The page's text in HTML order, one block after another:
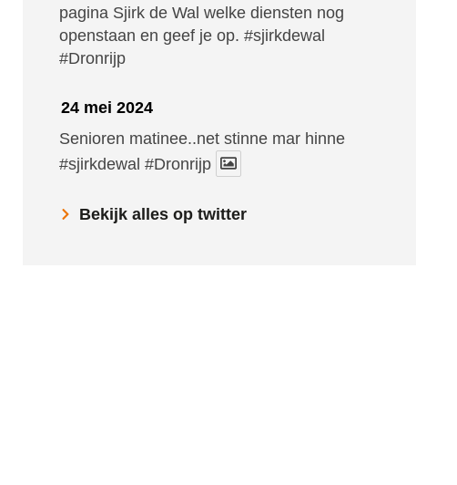
pagina Sjirk de Wal welke diensten nog
openstaan en geef je op. #sjirkdewal
#Dronrijp
24 mei 2024
Senioren matinee..net stinne mar hinne
#sjirkdewal #Dronrijp
Bekijk alles op twitter